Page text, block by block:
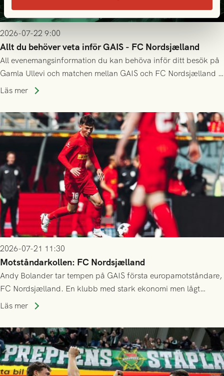
2026-07-22 9:00
Allt du behöver veta inför GAIS - FC Nordsjælland
All evenemangsinformation du kan behöva inför ditt besök på
Gamla Ullevi och matchen mellan GAIS och FC Nordsjælland i
kvalet till Conference League! Avspark kl 19.00 på torsdag
Läs mer
2026-07-21 11:30
Motståndarkollen: FC Nordsjælland
Andy Bolander tar tempen på GAIS första europamotståndare,
FC Nordsjælland. En klubb med stark ekonomi men lågt
publiksnitt, ett lag med både kollektiv styrka och individuell
Läs mer